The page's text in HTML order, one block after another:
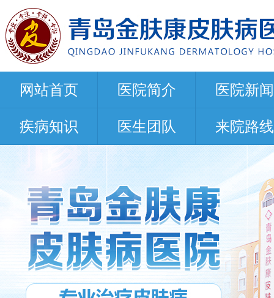
网站首页 医院简介 医院新闻
疾病知识 医生团队 来院路线